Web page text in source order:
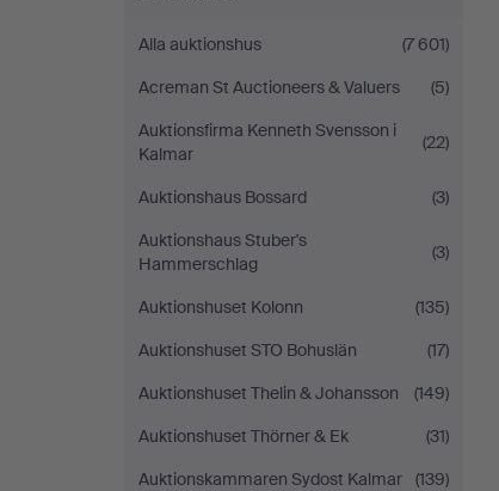
Alla auktionshus
(7 601)
Acreman St Auctioneers & Valuers
(5)
Auktionsfirma Kenneth Svensson i
Kalmar
(22)
Auktionshaus Bossard
(3)
Auktionshaus Stuber's
Hammerschlag
(3)
Auktionshuset Kolonn
(135)
Auktionshuset STO Bohuslän
(17)
Auktionshuset Thelin & Johansson
(149)
Auktionshuset Thörner & Ek
(31)
Auktionskammaren Sydost Kalmar
(139)